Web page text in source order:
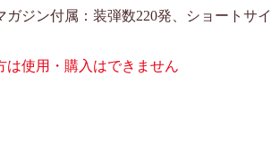
ガジン付属：装弾数220発、ショートサ
使用・購入はできません